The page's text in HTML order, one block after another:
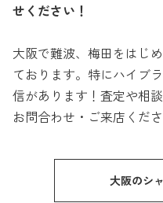
せください！
大阪で難波、梅田をはじ
ております。特にハイブ
信があります！査定や相
お問合わせ・ご来店くださ
大阪のシ